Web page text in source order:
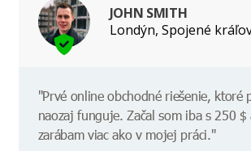
JOHN SMITH
Londýn, Spojené
"Prvé online obchodné riešenie, ktoré
naozaj funguje. Začal som iba s 250 $
zarábam viac ako v mojej práci."